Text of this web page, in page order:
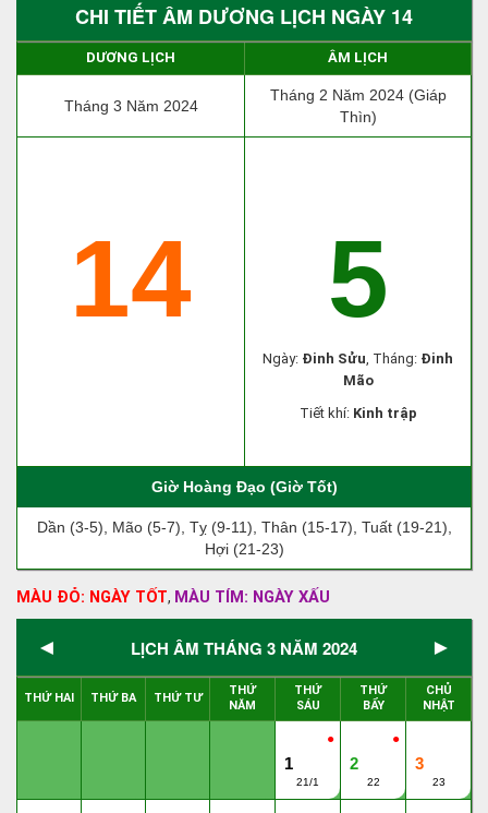
CHI TIẾT ÂM DƯƠNG LỊCH NGÀY 14
DƯƠNG LỊCH ÂM LỊCH
Tháng 3 Năm 2024
Tháng 2 Năm 2024 (Giáp
Thìn)
14 5
Ngày: Đinh Sửu, Tháng: Đinh
Mão
Tiết khí: Kinh trập
Giờ Hoàng Đạo (Giờ Tốt)
Dần (3-5), Mão (5-7), Tỵ (9-11), Thân (15-17), Tuất (19-21),
Hợi (21-23)
MÀU ĐỎ: NGÀY TỐT, MÀU TÍM: NGÀY XẤU
◄ LỊCH ÂM THÁNG 3 NĂM 2024 ►
THỨ HAI THỨ BA THỨ TƯ
THỨ
NĂM
THỨ
SÁU
THỨ
BẨY
CHỦ
NHẬT
●
1
21/1
●
2
22
3
23